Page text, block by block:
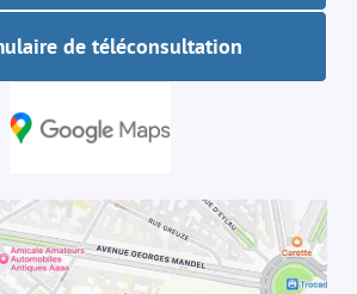
de téléconsultation